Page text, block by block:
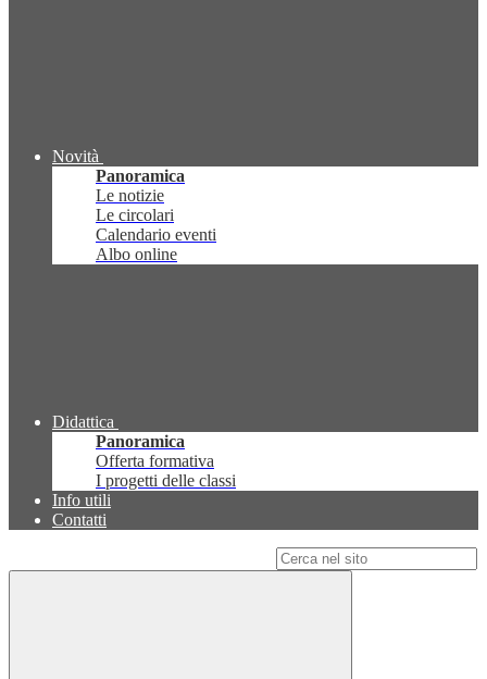
Novità
Panoramica
Le notizie
Le circolari
Calendario eventi
Albo online
Didattica
Panoramica
Offerta formativa
I progetti delle classi
Info utili
Contatti